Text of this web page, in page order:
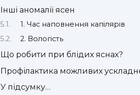
Інші аномалії ясен
1. Час наповнення капілярів
2. Вологість
Що робити при блідих яснах?
Профілактика можливих
У підсумку…